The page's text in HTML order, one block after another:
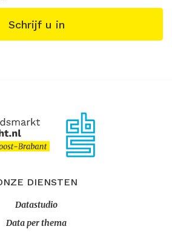
Schrijf u in
DIENSTEN
Datastudio
Data per thema